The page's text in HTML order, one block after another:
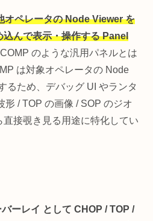
オペレータの Node Viewer を
んで表示・操作する Panel
のような汎用パネルとは
は対象オペレータの Node
るため、デバッグ UI やランタ
形 / TOP の画像 / SOP のジオ
直接覗き見る用途に特化してい
ーレイ として CHOP / TOP /